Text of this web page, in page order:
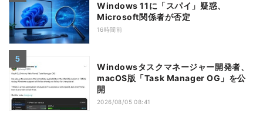
Windows 11に「スパイ」疑惑、
Microsoft関係者が否定
16時間前
Windowsタスクマネージャー開発者、
macOS版「Task Manager OG」を公
開
2026/08/05 08:41